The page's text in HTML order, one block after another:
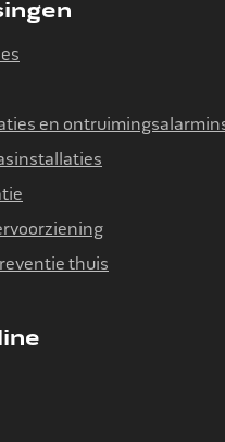
en
thuis